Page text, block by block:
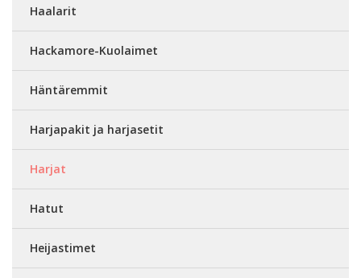
Haalarit
Hackamore-Kuolaimet
Häntäremmit
Harjapakit ja harjasetit
Harjat
Hatut
Heijastimet